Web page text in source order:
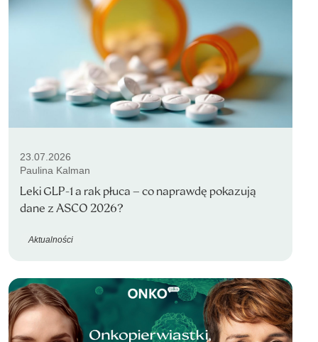
23.07.2026
Paulina Kalman
Leki GLP-1 a rak płuca – co naprawdę pokazują
dane z ASCO 2026?
Aktualności